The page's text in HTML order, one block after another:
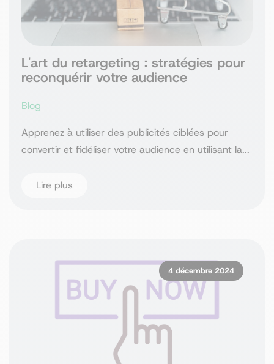
L'art du retargeting : stratégies pour
reconquérir votre audience
Blog
Apprenez à utiliser des publicités ciblées pour
convertir et fidéliser votre audience en utilisant la...
Lire plus
4 décembre 2024